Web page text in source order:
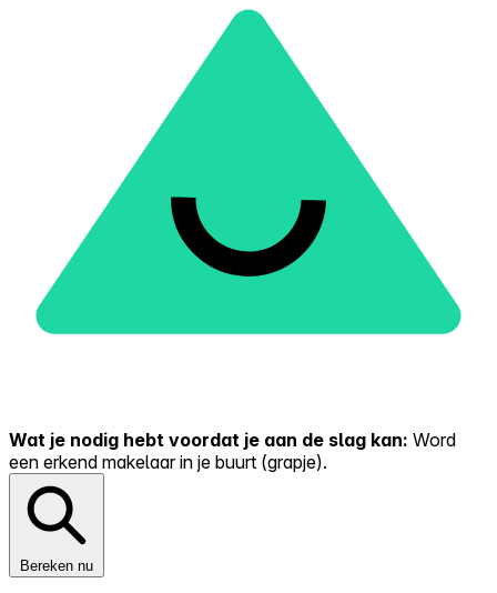
Wat je nodig hebt voordat je aan de slag kan: Word
een erkend makelaar in je buurt (grapje).
Bereken nu